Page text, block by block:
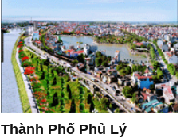
Thành Phố Phủ Lý